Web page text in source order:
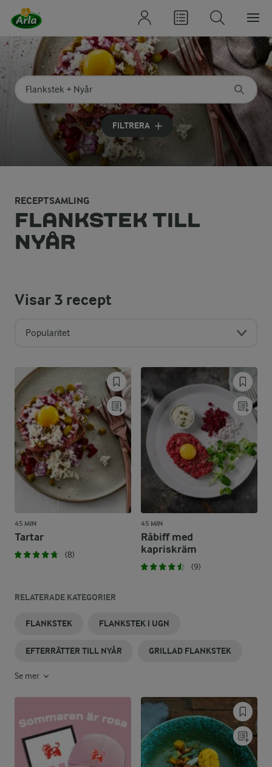
Sök på kategori eller ingrediens
Skriv in sökord för att få förslag
FILTRERA
RECEPTSAMLING
FLANKSTEK TILL
NYÅR
Visar3 recept
Popularitet
45 MIN
Tartar
(8)
45 MIN
Råbiff med
kapriskräm
(9)
RELATERADE KATEGORIER
FLANKSTEK FLANKSTEK I UGN
EFTERRÄTTER TILL NYÅR GRILLAD FLANKSTEK
Se mer